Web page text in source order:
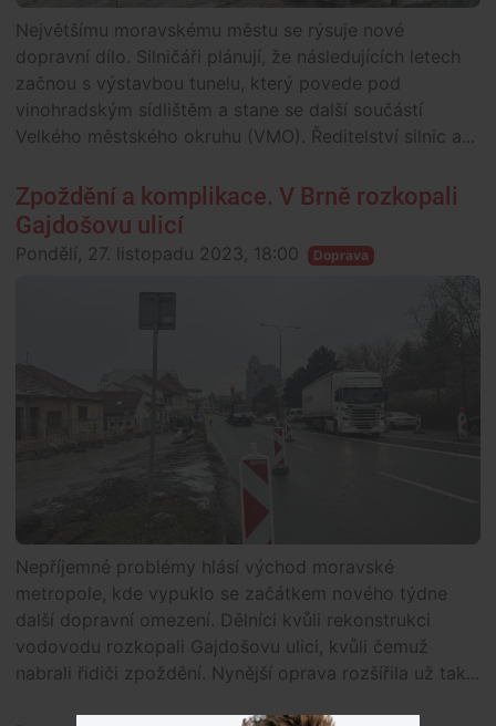
Největšímu moravskému městu se rýsuje nové
dopravní dílo. Silničáři plánují, že následujících letech
začnou s výstavbou tunelu, který povede pod
vinohradským sídlištěm a stane se další součástí
Velkého městského okruhu (VMO). Ředitelství silnic a...
Zpoždění a komplikace. V Brně rozkopali
Gajdošovu ulicí
Pondělí, 27. listopadu 2023, 18:00 Doprava
Nepříjemné problémy hlásí východ moravské
metropole, kde vypuklo se začátkem nového týdne
další dopravní omezení. Dělníci kvůli rekonstrukci
vodovodu rozkopali Gajdošovu ulici, kvůli čemuž
nabrali řidiči zpoždění. Nynější oprava rozšířila už tak...